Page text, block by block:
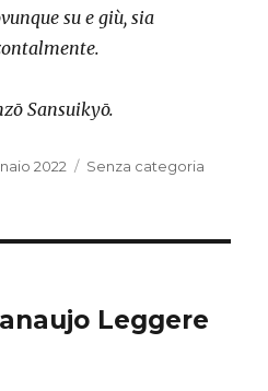
su e giù, sia
Sansuikyō.
2022 Categorie
Senza categoria
Leggere